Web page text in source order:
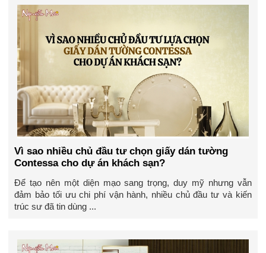
Vì sao nhiều chủ đầu tư chọn giấy dán tường
Contessa cho dự án khách sạn?
Để tạo nên một diện mạo sang trọng, duy mỹ nhưng vẫn
đảm bảo tối ưu chi phí vận hành, nhiều chủ đầu tư và kiến
trúc sư đã tin dùng ...